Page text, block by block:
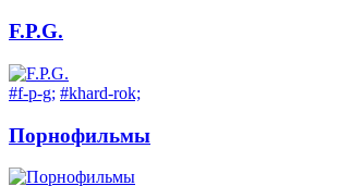
F.P.G.
#f-p-g; #khard-rok;
Порнофильмы